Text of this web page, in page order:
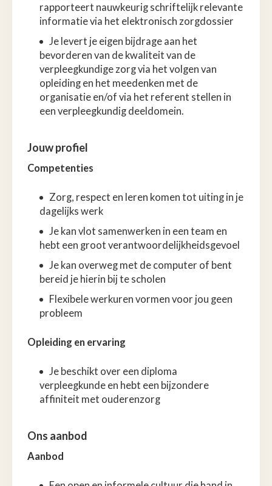
rapporteert nauwkeurig schriftelijk relevante
informatie via het elektronisch zorgdossier
Je levert je eigen bijdrage aan het
bevorderen van de kwaliteit van de
verpleegkundige zorg via het volgen van
opleiding en het meedenken met de
organisatie en/of via het referent stellen in
een verpleegkundig deeldomein.
Jouw profiel
Competenties
Zorg, respect en leren komen tot uiting in je
dagelijks werk
Je kan vlot samenwerken in een team en
hebt een groot verantwoordelijkheidsgevoel
Je kan overweg met de computer of bent
bereid je hierin bij te scholen
Flexibele werkuren vormen voor jou geen
probleem
Opleiding en ervaring
Je beschikt over een diploma
verpleegkunde en hebt een bijzondere
affiniteit met ouderenzorg
Ons aanbod
Aanbod